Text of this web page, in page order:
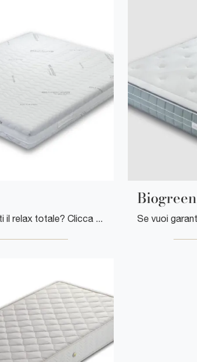
Vuoi assicurarti il relax totale? Clicca e scopri di più sul materasso Energy tra i modelli in memory foam matrimoniali di Florentiabed!
Biogreen